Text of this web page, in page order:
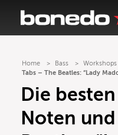
Home Bass Workshops
Tabs – The Beatles: “Lady
Die
Noten